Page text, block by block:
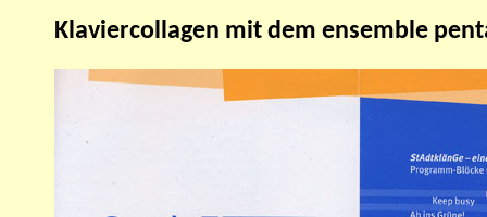
Klaviercollagen mit dem ensemble